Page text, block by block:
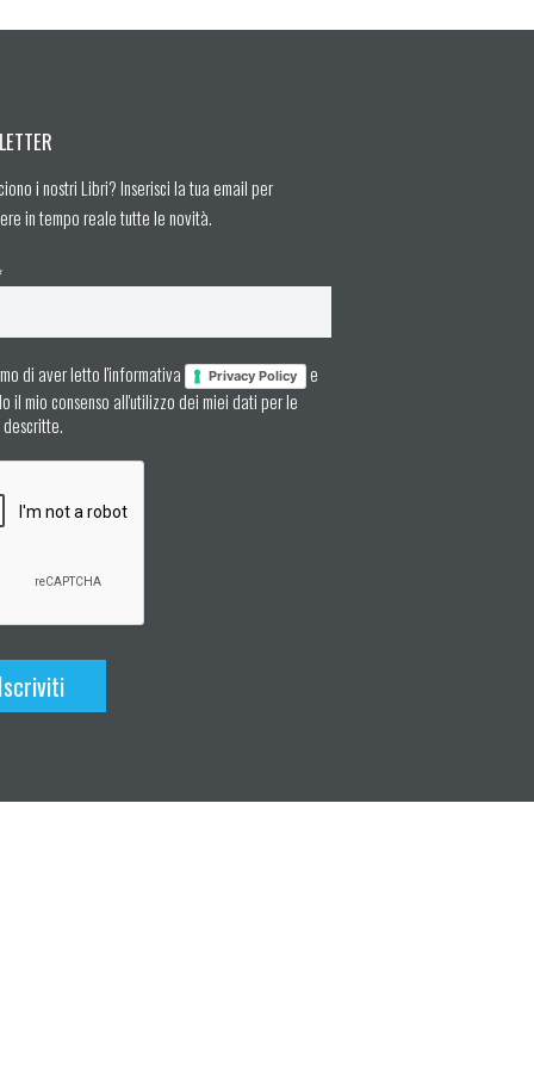
i nostri Libri? Inserisci la tua email per
in tempo reale tutte le novità.
di aver letto l'informativa Privacy Policy
e
il mio consenso all'utilizzo dei miei dati per le